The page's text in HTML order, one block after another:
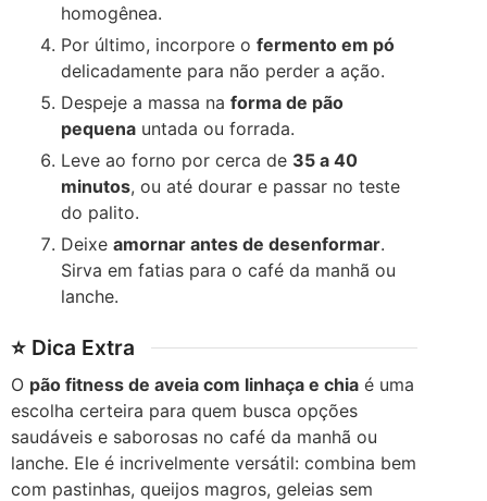
homogênea.
Por último, incorpore ofermento em pó
delicadamente para não perder a ação.
Despeje a massa naforma de pão
pequena untada ou forrada.
Leve ao forno por cerca de 35 a 40
minutos, ou até dourar e passar no teste
do palito.
Deixeamornar antes de desenformar.
Sirva em fatias para o café da manhã ou
lanche.
⭐ Dica Extra
O pão fitness de aveia com linhaça e chia é uma
escolha certeira para quem busca opções
saudáveis e saborosas no café da manhã ou
lanche. Ele é incrivelmente versátil: combina bem
com pastinhas, queijos magros, geleias sem